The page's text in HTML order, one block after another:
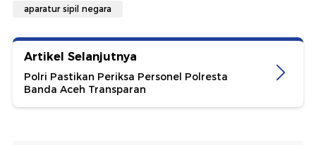
aparatur sipil negara
Artikel Selanjutnya
Polri Pastikan Periksa Personel Polresta
Banda Aceh Transparan